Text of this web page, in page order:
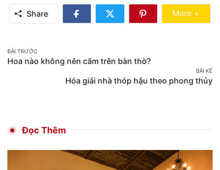
Share
Share
Share
More +
Post
navigation
BÀI TRƯỚC
Hoa nào không nên cắm trên bàn thờ?
BÀI KẾ
Hóa giải nhà thóp hậu theo phong thủy
Đọc Thêm